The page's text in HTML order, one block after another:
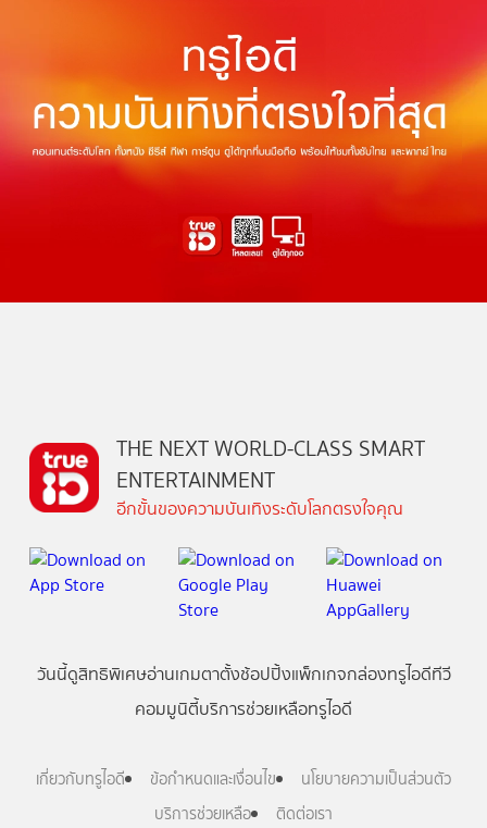
THE NEXT WORLD-CLASS SMART
ENTERTAINMENT
อีกขั้นของความบันเทิงระดับโลกตรงใจคุณ
วันนี้ดูสิทธิพิเศษอ่านเกมตาตั้งช้อปปิ้งแพ็กเกจกล่องทรูไอดีทีวี
คอมมูนิตี้บริการช่วยเหลือทรูไอดี
เกี่ยวกับทรูไอดี ข้อกำหนดและเงื่อนไข
นโยบายความเป็นส่วนตัว
บริการช่วยเหลือ
ติดต่อเรา